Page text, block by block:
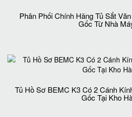
Phân Phối Chính Hãng Tủ Sắt
Gốc Từ Nhà
Tủ Hồ Sơ BEMC K3 Có 2 Cánh
Gốc Tại Kho